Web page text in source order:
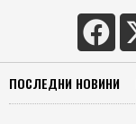
ПОСЛЕДНИ НОВИНИ